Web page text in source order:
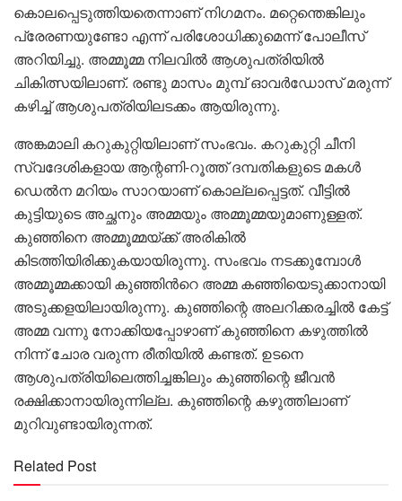
കൊലപ്പെടുത്തിയതെന്നാണ് നിഗമനം. മറ്റെന്തെങ്കിലും
പ്രേരണയുണ്ടോ എന്ന് പരിശോധിക്കുമെന്ന് പോലീസ്
അറിയിച്ചു. അമ്മൂമ്മ നിലവിൽ ആശുപത്രിയിൽ
ചികിത്സയിലാണ്. രണ്ടു മാസം മുമ്പ് ഓവർഡോസ് മരുന്ന്
കഴിച്ച് ആശുപത്രിയിലടക്കം ആയിരുന്നു.
അങ്കമാലി കറുകുറ്റിയിലാണ് സംഭവം. കറുകുറ്റി ചീനി
സ്വദേശികളായ ആന്റണി-റൂത്ത് ദമ്പതികളുടെ മകൾ
ഡെൽന മറിയം സാറയാണ് കൊല്ലപ്പെട്ടത്. വീട്ടിൽ
കുട്ടിയുടെ അച്ഛനും അമ്മയും അമ്മൂമ്മയുമാണുള്ളത്.
കുഞ്ഞിനെ അമ്മൂമ്മയ്ക്ക് അരികിൽ
കിടത്തിയിരിക്കുകയായിരുന്നു. സംഭവം നടക്കുമ്പോൾ
അമ്മൂമ്മക്കായി കുഞ്ഞിൻറെ അമ്മ കഞ്ഞിയെടുക്കാനായി
അടുക്കളയിലായിരുന്നു. കുഞ്ഞിന്റെ അലറിക്കരച്ചിൽ കേട്ട്
അമ്മ വന്നു നോക്കിയപ്പോഴാണ് കുഞ്ഞിനെ കഴുത്തിൽ
നിന്ന് ചോര വരുന്ന രീതിയിൽ കണ്ടത്. ഉടനെ
ആശുപത്രിയിലെത്തിച്ചങ്കിലും കുഞ്ഞിന്റെ ജീവൻ
രക്ഷിക്കാനായിരുന്നില്ല. കുഞ്ഞിന്റെ കഴുത്തിലാണ്
മുറിവുണ്ടായിരുന്നത്.
Related Post